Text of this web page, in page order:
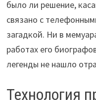
было ли решение,
связано с
загадкой. Ни в
работах его
легенды не нашло
Технология